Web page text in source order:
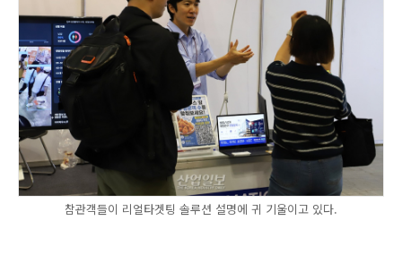
참관객들이 리얼타겟팅 솔루션 설명에 귀 기울이고 있다.